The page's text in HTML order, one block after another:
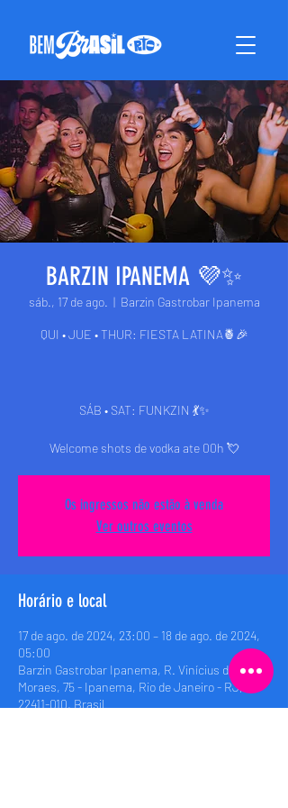
BARZIN IPANEMA 💜✨
sáb., 17 de ago.
  |
Barzin Gastrobar Ipanema
QUI • JUE • THUR: FIESTA LATINA🍍🎉
SÁB • SAT: FUNKZIN 💃✨
Welcome shots de vodka ate 00h 💘
Os ingressos não estão à venda
Ver outros eventos
Horário e local
17 de ago. de 2024, 23:00 – 18 de ago. de 2024,
05:00
Barzin Gastrobar Ipanema, R. Vinícius de
Moraes, 75 - Ipanema, Rio de Janeiro - RJ,
22411-010, Brasil